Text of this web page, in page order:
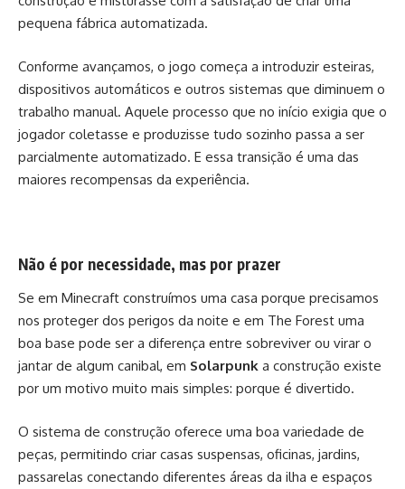
pequena fábrica automatizada.
Conforme avançamos, o jogo começa a introduzir esteiras,
dispositivos automáticos e outros sistemas que diminuem o
trabalho manual. Aquele processo que no início exigia que o
jogador coletasse e produzisse tudo sozinho passa a ser
parcialmente automatizado. E essa transição é uma das
maiores recompensas da experiência.
Não é por necessidade, mas por prazer
Se em Minecraft construímos uma casa porque precisamos
nos proteger dos perigos da noite e em The Forest uma
boa base pode ser a diferença entre sobreviver ou virar o
jantar de algum canibal, em Solarpunk a construção existe
por um motivo muito mais simples: porque é divertido.
O sistema de construção oferece uma boa variedade de
peças, permitindo criar casas suspensas, oficinas, jardins,
passarelas conectando diferentes áreas da ilha e espaços